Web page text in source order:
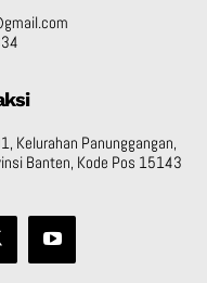
Kelurahan Panunggangan,
Banten, Kode Pos 15143